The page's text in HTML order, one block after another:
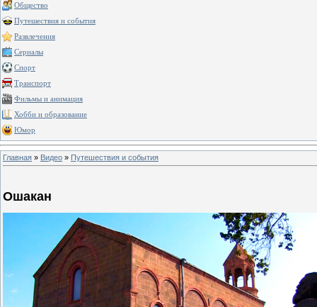
Общество
Путешествия и события
Развлечения
Сериалы
Спорт
Транспорт
Фильмы и анимация
Хобби и образование
Юмор
Главная » Видео » Путешествия и события
Ошакан